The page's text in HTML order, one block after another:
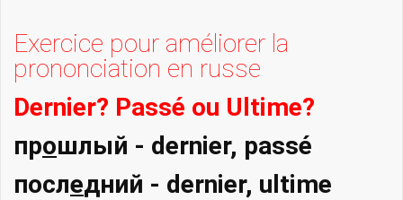
Exercice pour améliorer la
prononciation en russe
Dernier? Passé ou Ultime?
прошлый - dernier, passé
последний - dernier, ultime